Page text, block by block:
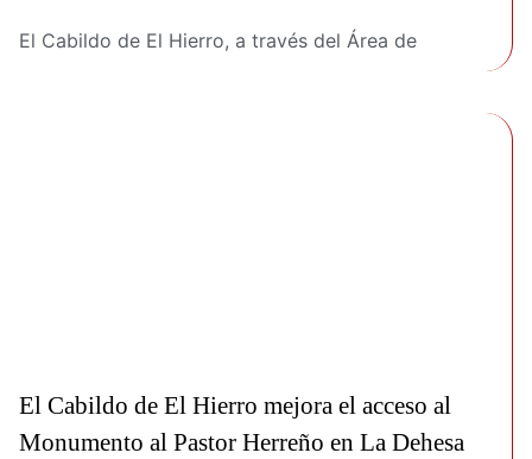
El Cabildo de El Hierro, a través del Área de
El Cabildo de El Hierro mejora el acceso al
Monumento al Pastor Herreño en La Dehesa